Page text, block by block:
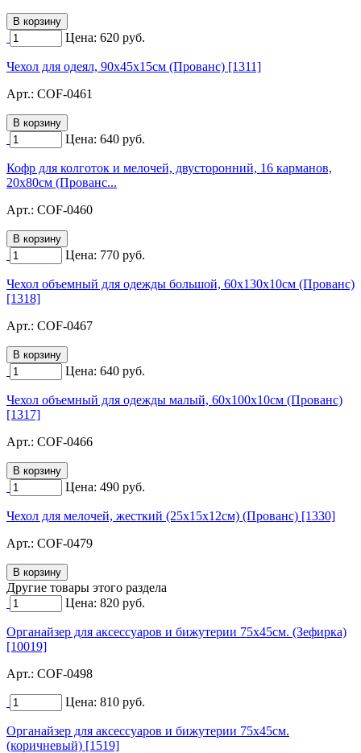
Цена: 620 руб.
Чехол для одеял, 90х45х15см (Прованс) [1311]
Арт.: COF-0461
Цена: 640 руб.
Кофр для колготок и мелочей, двусторонний, 16 карманов,
20х80см (Прованс...
Арт.: COF-0460
Цена: 770 руб.
Чехол объемный для одежды большой, 60х130х10см (Прованс)
[1318]
Арт.: COF-0467
Цена: 640 руб.
Чехол объемный для одежды малый, 60х100х10см (Прованс)
[1317]
Арт.: COF-0466
Цена: 490 руб.
Чехол для мелочей, жесткий (25х15х12см) (Прованс) [1330]
Арт.: COF-0479
Другие товары этого раздела
Цена: 820 руб.
Органайзер для аксессуаров и бижутерии 75х45см. (Зефирка)
[10019]
Арт.: COF-0498
Цена: 810 руб.
Органайзер для аксессуаров и бижутерии 75х45см.
(коричневый) [1519]